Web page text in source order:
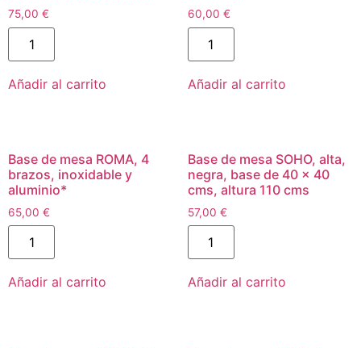
75,00 €
Añadir al carrito
60,00 €
Añadir al carrito
Base de mesa ROMA, 4
brazos, inoxidable y
aluminio*
65,00 €
Añadir al carrito
Base de mesa SOHO, alta,
negra, base de 40 x 40
cms, altura 110 cms
57,00 €
Añadir al carrito